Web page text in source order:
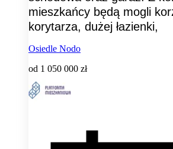
mieszkańcy będą mogli
korytarza, dużej łazienki,
Osiedle Nodo
od 1 050 000 zł